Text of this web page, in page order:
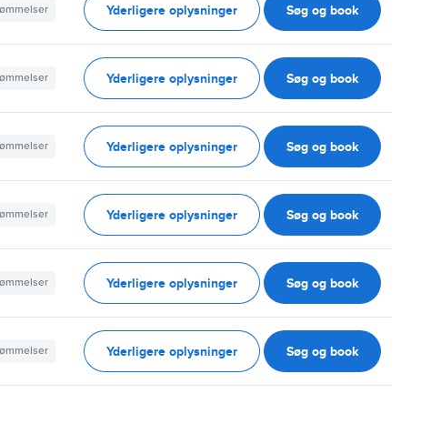
Yderligere oplysninger Søg og book
Yderligere oplysninger Søg og book
Yderligere oplysninger Søg og book
Yderligere oplysninger Søg og book
Yderligere oplysninger Søg og book
Yderligere oplysninger Søg og book